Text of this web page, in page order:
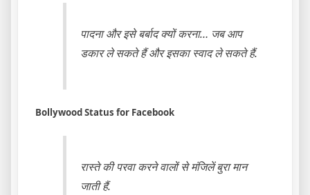
पादना और इसे बर्बाद क्यों करना… जब आप
डकार ले सकते हैं और इसका स्वाद ले सकते हैं.
Bollywood Status for Facebook
रास्ते की परवा करने वालों से मंजिलें बुरा मान
जाती हैं.